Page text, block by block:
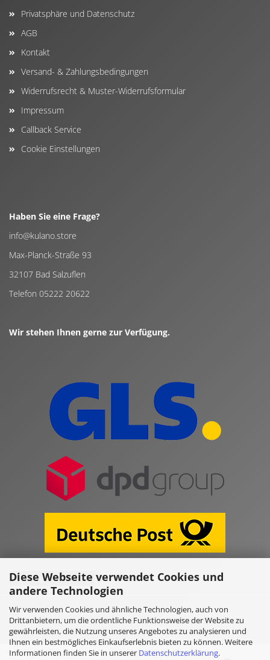
Diese Webseite verwendet Cookies und
andere Technologien
Wir verwenden Cookies und ähnliche Technologien, auch von
Drittanbietern, um die ordentliche Funktionsweise der Website zu
gewährleisten, die Nutzung unseres Angebotes zu analysieren und
Ihnen ein bestmögliches Einkaufserlebnis bieten zu können. Weitere
Informationen finden Sie in unserer Datenschutzerklärung.
Privatsphäre und Datenschutz
AGB
Kontakt
Versand- & Zahlungsbedingungen
Widerrufsrecht & Muster-Widerrufsformular
Impressum
Callback Service
Cookie Einstellungen
Haben Sie eine Frage?
info@kulano.store
Max-Planck-Straße 93
32107 Bad Salzuflen
Telefon 05222 20622
Wir stehen Ihnen gerne zur Verfügung.
Vertrag widerrufen
Online Shop erstellenmit Gambio.de © 2026
Ausgewählte Top-Bewertungen für www.kulano.store/de